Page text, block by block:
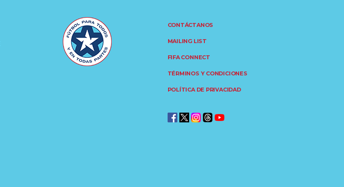
CONTÁCTANOS
MAILING LIST
FIFA CONNECT
TÉRMINOS Y CONDICIONES
POLÍTICA DE PRIVACIDAD